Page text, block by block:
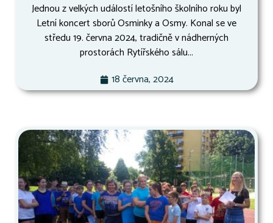
Jednou z velkých událostí letošního školního roku byl
Letní koncert sborů Osminky a Osmy. Konal se ve
středu 19. června 2024, tradičně v nádherných
prostorách Rytířského sálu...
18 června, 2024